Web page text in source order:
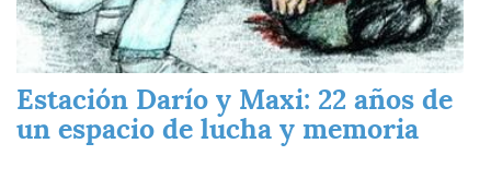
Estación Darío y Maxi: 22 años de
un espacio de lucha y memoria